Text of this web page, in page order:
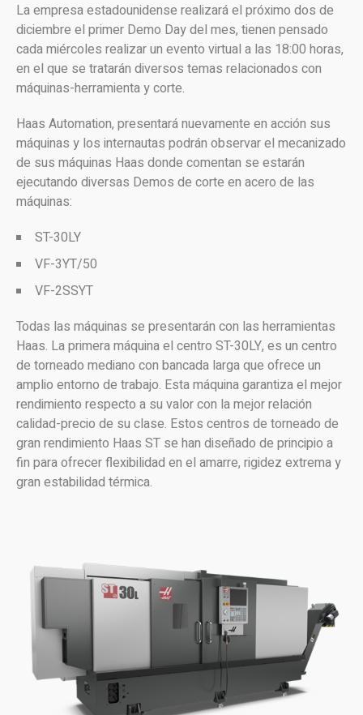
La empresa estadounidense realizará el próximo dos de
diciembre el primer Demo Day del mes, tienen pensado
cada miércoles realizar un evento virtual a las 18:00 horas,
en el que se tratarán diversos temas relacionados con
máquinas-herramienta y corte.
Haas Automation, presentará nuevamente en acción sus
máquinas y los internautas podrán observar el mecanizado
de sus máquinas Haas donde comentan se estarán
ejecutando diversas Demos de corte en acero de las
máquinas:
ST-30LY
VF-3YT/50
VF-2SSYT
Todas las máquinas se presentarán con las herramientas
Haas. La primera máquina el centro ST-30LY, es un centro
de torneado mediano con bancada larga que ofrece un
amplio entorno de trabajo. Esta máquina garantiza el mejor
rendimiento respecto a su valor con la mejor relación
calidad-precio de su clase. Estos centros de torneado de
gran rendimiento Haas ST se han diseñado de principio a
fin para ofrecer flexibilidad en el amarre, rigidez extrema y
gran estabilidad térmica.